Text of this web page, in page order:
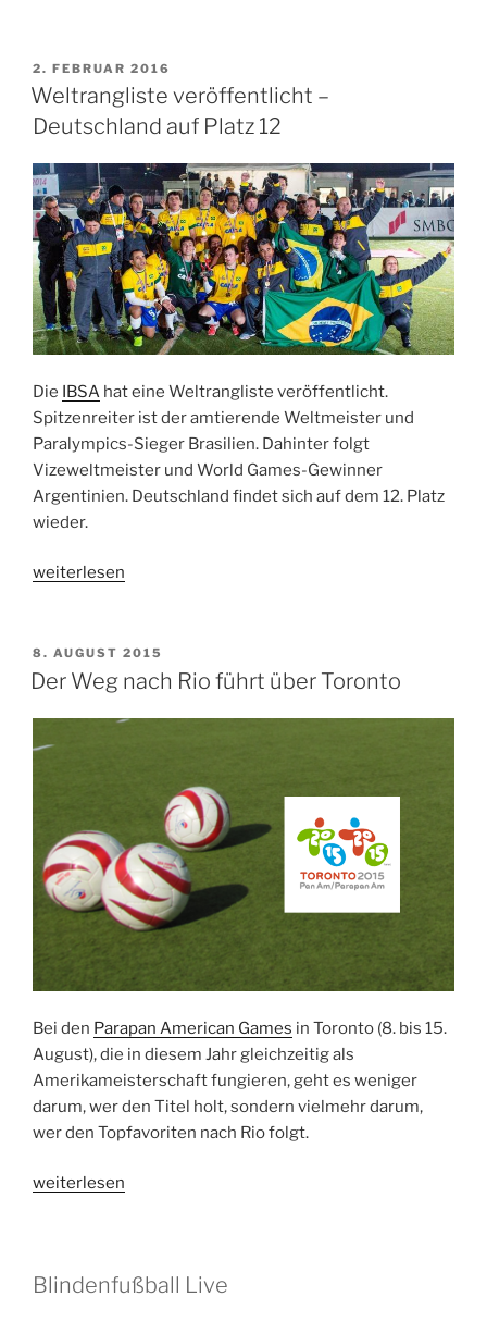
sehen
die
Gruppen
VERÖFFENTLICHT
AM
2. FEBRUAR 2016
Weltrangliste veröffentlicht –
Deutschland auf Platz 12
Die IBSA hat eine Weltrangliste veröffentlicht.
Spitzenreiter ist der amtierende Weltmeister und
Paralympics-Sieger Brasilien. Dahinter folgt
Vizeweltmeister und World Games-Gewinner
Argentinien. Deutschland findet sich auf dem 12. Platz
wieder.
„Weltrangliste
Deutschland
auf
weiterlesen
VERÖFFENTLICHT
AM
8. AUGUST 2015
Der Weg nach Rio führt über Toronto
Bei den Parapan American Games in Toronto (8. bis 15.
August), die in diesem Jahr gleichzeitig als
Amerikameisterschaft fungieren, geht es weniger
darum, wer den Titel holt, sondern vielmehr darum,
wer den Topfavoriten nach Rio folgt.
„Der
führt
weiterlesen
Blindenfußball Live